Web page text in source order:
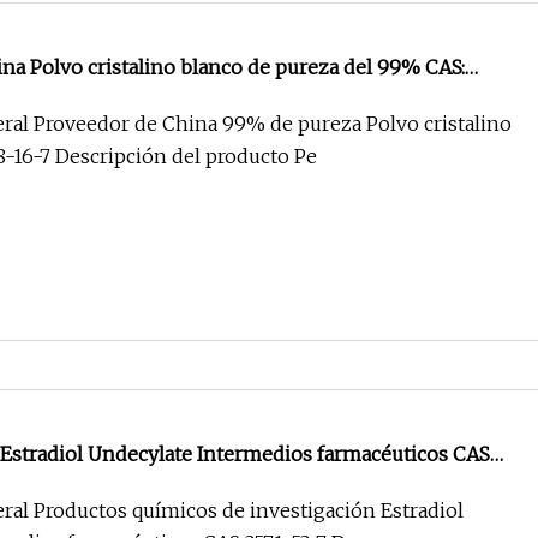
Polvo cristalino blanco de pureza del 99% CAS:
Proveedor de China 99% de pureza Polvo cristalino
16-7 Descripción del producto Pe
Undecylate Intermedios farmacéuticos CAS
Productos químicos de investigación Estradiol